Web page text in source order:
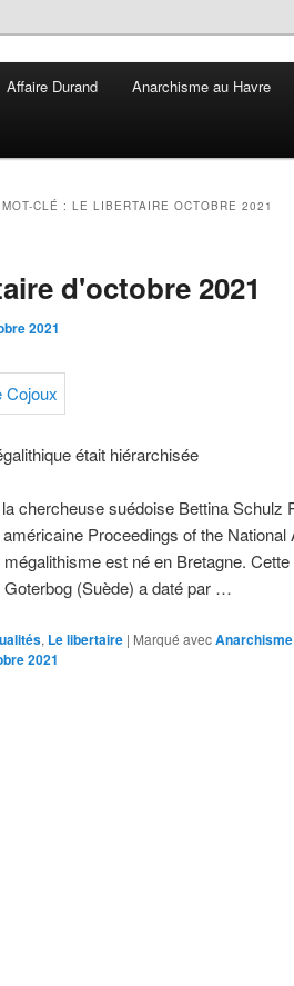
Affaire Durand Anarchisme au Havre
CLÉ : LE LIBERTAIRE OCTOBRE 2021
d'octobre 2021
2021
était hiérarchisée
chercheuse suédoise Bettina Schulz
Proceedings of the
mégalithisme est né en Bretagne.
Goterbog (Suède) a daté par …
, Le libertaire | Marqué avecAnarchisme
2021